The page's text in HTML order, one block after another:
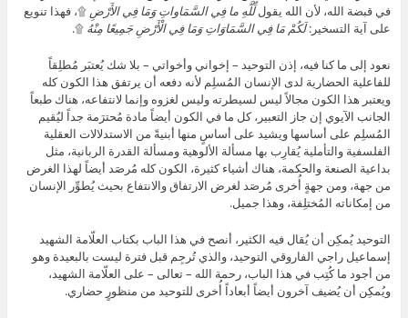
في قبضة الله، لأن الله يقوللِّلَّهِ ما فِي السَّمَاواتِ وَمَا فِي الأَرْضِ ۩، فهذا تنويع
على آية التسخير:لَكُمْ مَا فِي السَّمَاوَاتِ وَمَا فِي الْأَرْضِ جَمِيعًا مِنْهُ ۩.
نعود إلى ما كنا فيه، إذن التوحيد – إخواني وأخواتي – بلا شك يُعتبَر مُطلِقاً
للفاعلية الحضارية لدى الإنسان المُسلِم لأنه دفعه أن يرتفق هذا الكون كله
ويعتبر هذا الكون مجالاً ليس لسيطرته وليس لغزوه وإنما لانتفاعه، هناك طبعاً
الجانب الآيوي إن جاز التعبير، كل ما في الكون أيضاً مادة مُحترَمة جداً ليُقيم
المُسلِم على أساسها ويشيد على أساسٍ منها أبنيةً من الاستدلالات العقلية
الفلسفية والتأملية يُقارِب بها مسألة الألوهية ومسألة القدرة الربانية، مثل
بداعية الصنعة والحكمة، هناك أشياء كثيرة، الكون كله مُرصَد أيضاً لهذا الغرض
من جهة، ومن جهةٍ أُخرى مُرصَد لغرض الارتفاق والانتفاع بحيث يُطوِّر الإنسان
من إمكاناته المُختلِفة، وهذا جميل.
التوحيد يُمكِن أن يُقال فيه الكثير، أنصح في هذا الباب بكتاب العلّامة الشهيد
إسماعيل راجي الفاروقي التوحيد، والذي تُرجِم قبل فترة ليست بالبعيدة وهو
من أجود ما كُتِب في هذا الباب، رحمة الله – تعالى – على العلّامة الشهيد،
ويُمكِن أن يُضيف آخرون أيضاً أبعاداً أُخرى للتوحيد من منظورٍ حضاري.